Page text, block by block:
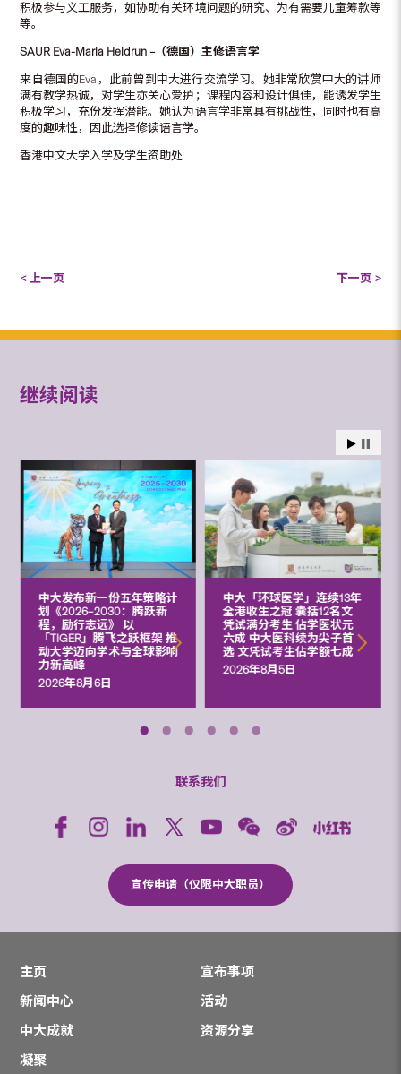
积极参与义工服务，如协助有关环境问题的研究、为有需要儿童筹款等
等。
SAUR Eva-Maria Heidrun –（德国）主修语言学
来自德国的Eva，此前曾到中大进行交流学习。她非常欣赏中大的讲师
满有教学热诚，对学生亦关心爱护；课程内容和设计俱佳，能诱发学生
积极学习，充份发挥潜能。她认为语言学非常具有挑战性，同时也有高
度的趣味性，因此选择修读语言学。
香港中文大学入学及学生资助处
< 上一页 下一页 >
继续阅读
中大发布新一份五年策略计
划《2026‒2030：腾跃新
程，励行志远》 以
「TIGER」腾飞之跃框架 推
动大学迈向学术与全球影响
力新高峰
2026年8月6日
中大「环球医学」连续13年
全港收生之冠 囊括12名文
凭试满分考生 佔学医状元
六成 中大医科续为尖子首
选 文凭试考生佔学额七成
2026年8月5日
联系我们
宣传申请（仅限中大职员）
主页
宣布事项
新闻中心
活动
中大成就
资源分享
凝聚